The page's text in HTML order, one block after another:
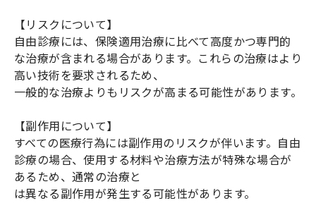
【リスクについて】
自由診療には、保険適用治療に比べて高度かつ専門的
な治療が含まれる場合があります。これらの治療はより
高い技術を要求されるため、
一般的な治療よりもリスクが高まる可能性があります。
【副作用について】
すべての医療行為には副作用のリスクが伴います。自由
診療の場合、使用する材料や治療方法が特殊な場合が
あるため、通常の治療と
は異なる副作用が発生する可能性があります。